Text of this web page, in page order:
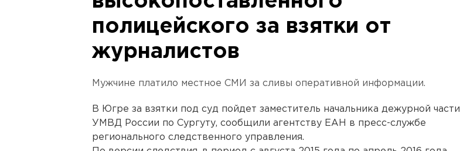
полицейского за взятки от
журналистов
Мужчине платило местное СМИ за сливы оперативной информации.
В Югре за взятки под суд пойдет заместитель начальника дежурной части
УМВД России по Сургуту, сообщили агентству ЕАН в пресс-службе
регионального следственного управления.